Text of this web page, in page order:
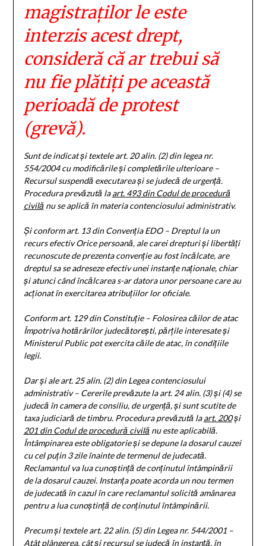
magistraților le este
interzis acest drept,
consideră că ar trebui să
nu fie plătiți pe această
perioadă de protest
(grevă).
Sunt de indicat și textele art. 20 alin. (2) din legea nr.
554/2004 cu modificările și completările ulterioare –
Recursul suspendă executareași se judecă de urgență.
Procedura prevăzută laart. 493 din Codul de procedură
civilănu se aplică în materia contenciosului administrativ.
Și conform art. 13 din Convenția EDO – Dreptul la un
recurs efectiv Orice persoană, ale carei drepturi şi libertăţi
recunoscute de prezenta convenţie au fost încălcate, are
dreptul sa se adreseze efectiv unei instanţe naţionale, chiar
şi atunci când încălcarea s-ar datora unor persoane care au
acţionat în exercitarea atribuţiilor lor oficiale.
Conform art. 129 din Constituție – Folosirea căilor de atac
Împotriva hotărârilor judecătorești, părțile interesate și
Ministerul Public pot exercita căile de atac, în condițiile
legii.
Dar și ale art. 25 alin. (2) din Legea contenciosului
administrativ – Cererile prevăzute laart. 24 alin. (3)și(4)se
judecă în camera de consiliu, de urgență, și sunt scutite de
taxa judiciară de timbru. Procedura prevăzută laart. 200și
201 din Codul de procedură civilănu este aplicabilă.
Întâmpinarea este obligatorie și se depune la dosarul cauzei
cu cel puțin 3 zile înainte de termenul de judecată.
Reclamantul va lua cunoștință de conținutul întâmpinării
de la dosarul cauzei. Instanța poate acorda un nou termen
de judecată în cazul în care reclamantul solicită amânarea
pentru a lua cunoștință de conținutul întâmpinării.
Precum și textele art. 22 alin. (5) din Legea nr. 544/2001 –
Atât plângerea, cât și recursul se judecă în instanță, în